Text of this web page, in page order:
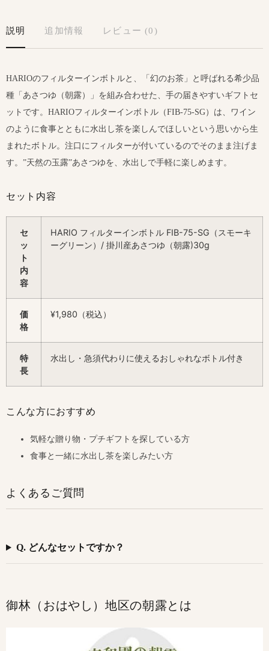
説明 追加情報 レビュー (0)
HARIOのフィルターインボトルと、「幻のお茶」と呼ばれる希少品
種「あさつゆ（朝露）」を組み合わせた、手の届きやすいギフトセ
ットです。HARIOフィルターインボトル（FIB-75-SG）は、ワイン
のように食事とともに水出し茶を楽しんでほしいという思いから生
まれたボトル。注口にフィルターが付いているのでそのまま注げま
す。”天然の玉露”あさつゆを、水出しで手軽に楽しめます。
セット内容
セ
ッ
ト
内
容
HARIO フィルターインボトル FIB-75-SG（スモーキ
ーグリーン）/ 掛川産あさつゆ（朝露)30g
価
格
¥1,980（税込）
特
長
水出し・急須代わりに使えるおしゃれなボトル付き
こんな方におすすめ
気軽な贈り物・プチギフトを探している方
食事と一緒に水出し茶を楽しみたい方
よくあるご質問
Q. どんなセットですか？
御林（おはやし）地区の朝露とは